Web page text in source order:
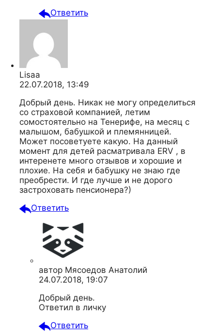
Ответить
Lisaa
22.07.2018, 13:49
Добрый день. Никак не могу определиться
со страховой компанией, летим
сомостоятельно на Тенерифе, на месяц с
малышом, бабушкой и племянницей.
Может посоветуете какую. На данный
момент для детей расматривала ERV , в
интеренете много отзывов и хорошие и
плохие. На себя и бабушку не знаю где
преобрести. И где лучше и не дорого
застроховать пенсионера?)
Ответить
автор Мясоедов Анатолий
24.07.2018, 19:07
Добрый день.
Ответил в личку
Ответить